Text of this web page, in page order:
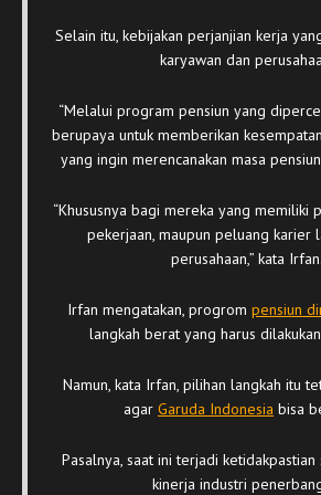
Selain itu, kebijakan perjanjian kerja
karyawan dan
“Melalui program pensiun yang
berupaya untuk memberikan
yang ingin merencanakan masa
“Khususnya bagi mereka yang memiliki
pekerjaan, maupun peluang karier
perusahaan,” kata Irfan.
Irfan mengatakan, progrom pensiun
langkah berat yang harus
Namun, kata Irfan, pilihan langkah itu
agar Garuda Indonesia bisa
Pasalnya, saat ini terjadi
kinerja industri